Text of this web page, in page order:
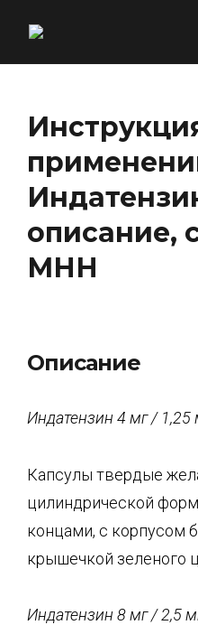
описание,
МНН
Описание
Индатензин 4 мг/ 1,25
Капсулы твердые
цилиндрической
концами, с корпусом
крышечкой зеленого
Индатензин 8 мг / 2,5